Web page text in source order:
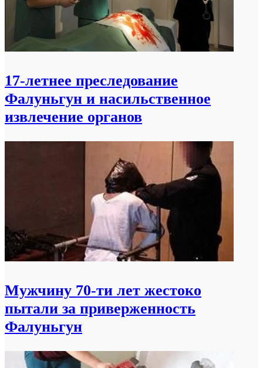
17-летнее преследование
Фалуньгун и насильственное
извлечение органов
Мужчину 70-ти лет жестоко
пытали за приверженность
Фалуньгун